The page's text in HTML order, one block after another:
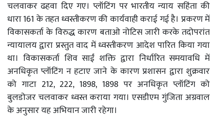
चलवाकर ढहवा दिए गए। प्लॉटिंग पर भारतीय न्याय सहिंता की
धारा 161 के तहत ध्वस्तीकरण की कार्यवाही कराई गई है। प्रकरण में
विकासकर्ता के विरुद्ध कारण बताओ नोटिस जारी करके तदोपरांत
न्यायालय द्वारा प्रस्तुत वाद में ध्वस्तीकरण आदेश पारित किया गया
था। विकासकर्ता शिव साईं शक्ति द्वारा निर्धारित समयावधि में
अनधिकृत प्लॉटिंग न हटाए जाने के कारण प्रशासन द्वारा शुक्रवार
को गाटा 212, 222, 1898, 1898 पर अनधिकृत प्लॉटिंग को
बुलडोजर चलवाकर ध्वस्त कराया गया। एसडीएम गुंजिता अग्रवाल
के अनुसार यह अभियान जारी रहेगा।